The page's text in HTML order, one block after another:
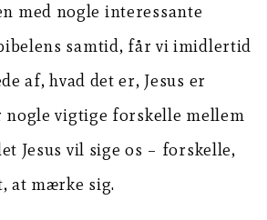
med nogle interessante
samtid, får vi imidlertid
af, hvad det er, Jesus er
nogle vigtige forskelle mellem
Jesus vil sige os – forskelle,
at mærke sig.